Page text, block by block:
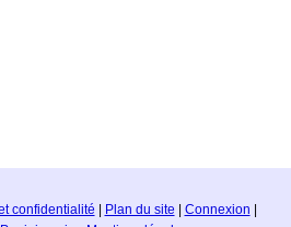
confidentialité Plan du site Connexion